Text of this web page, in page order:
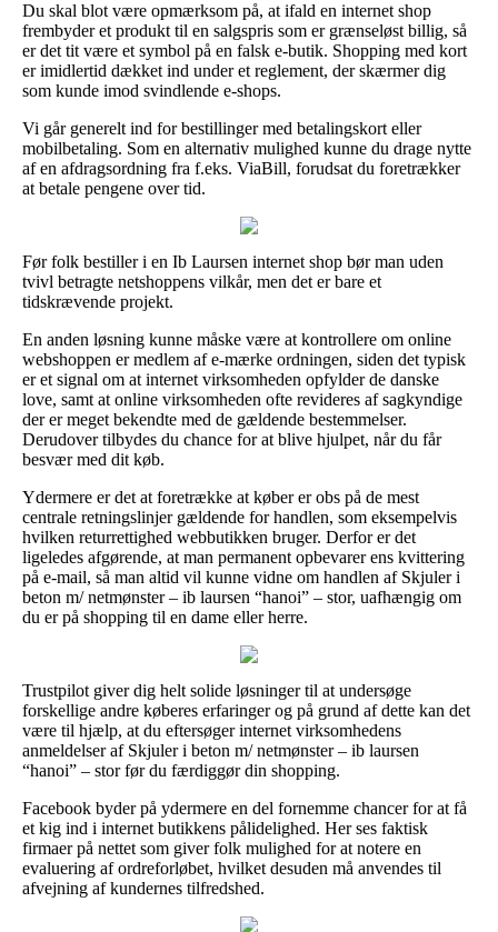
Du skal blot være opmærksom på, at ifald en internet shop
frembyder et produkt til en salgspris som er grænseløst billig, så
er det tit være et symbol på en falsk e-butik. Shopping med kort
er imidlertid dækket ind under et reglement, der skærmer dig
som kunde imod svindlende e-shops.
Vi går generelt ind for bestillinger med betalingskort eller
mobilbetaling. Som en alternativ mulighed kunne du drage nytte
af en afdragsordning fra f.eks. ViaBill, forudsat du foretrækker
at betale pengene over tid.
Før folk bestiller i en Ib Laursen internet shop bør man uden
tvivl betragte netshoppens vilkår, men det er bare et
tidskrævende projekt.
En anden løsning kunne måske være at kontrollere om online
webshoppen er medlem af e-mærke ordningen, siden det typisk
er et signal om at internet virksomheden opfylder de danske
love, samt at online virksomheden ofte revideres af sagkyndige
der er meget bekendte med de gældende bestemmelser.
Derudover tilbydes du chance for at blive hjulpet, når du får
besvær med dit køb.
Ydermere er det at foretrække at køber er obs på de mest
centrale retningslinjer gældende for handlen, som eksempelvis
hvilken returrettighed webbutikken bruger. Derfor er det
ligeledes afgørende, at man permanent opbevarer ens kvittering
på e-mail, så man altid vil kunne vidne om handlen af Skjuler i
beton m/ netmønster – ib laursen “hanoi” – stor, uafhængig om
du er på shopping til en dame eller herre.
Trustpilot giver dig helt solide løsninger til at undersøge
forskellige andre køberes erfaringer og på grund af dette kan det
være til hjælp, at du eftersøger internet virksomhedens
anmeldelser af Skjuler i beton m/ netmønster – ib laursen
“hanoi” – stor før du færdiggør din shopping.
Facebook byder på ydermere en del fornemme chancer for at få
et kig ind i internet butikkens pålidelighed. Her ses faktisk
firmaer på nettet som giver folk mulighed for at notere en
evaluering af ordreforløbet, hvilket desuden må anvendes til
afvejning af kundernes tilfredshed.